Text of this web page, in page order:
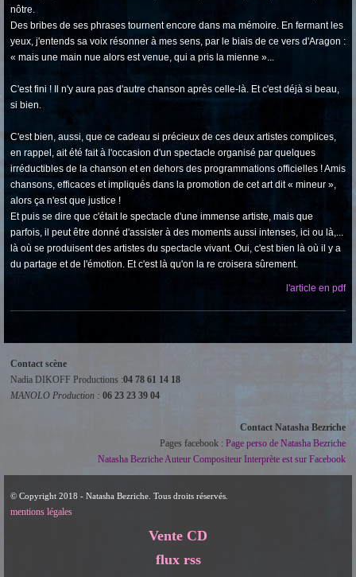
nôtre.
Des bribes de ses phrases tournent encore dans ma mémoire. En fermant les
yeux, j'entends sa voix résonner à mes sens, par le biais de ce vers d'Aragon :
« mais une main nue alors est venue, qui a pris la mienne »...
C'est fini ! Il n'y aura pas d'autre chanson après celle-là. Et c'est déjà si beau,
si bien.
C'est bien, aussi, que ce cadeau si précieux de ces deux artistes complices,
en rappel, ait été fait à l'occasion d'un spectacle organisé par quelques
irréductibles de la chanson et en dehors des programmations officielles ! Amis
chansons, efficaces et impliqués dans la promotion de cet art dit « mineur »,
alors ça n'est que justice !
Et puis se dire que c'était le spectacle d'une immense artiste, mais que
parfois, il peut être donné d'assister à des moments aussi intenses, ici ou là,...
là où se produisent des artistes du spectacle vivant. Oui, c'est bien là où il y a
du partage et de l'émotion. Et c'est là qu'on la re croisera sûrement.
l'article en pdf
Contact scène
Nadia DIKOFF Productions :04 78 61 14 18
MANOLO Production : 06 23 23 39 04
Contact Natasha Bezriche
Pages facebook : Page perso de Natasha Bezriche
Natasha Bezriche Auteur Compositeur Interprète est sur Facebook
© Copyright 2018 - Natasha Bezriche. Tous droits réservés.
mentions légales
Vente CD
flux rss